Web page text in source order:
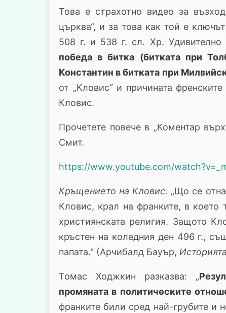
Това е страхотно видео за
църква“, и за това как той е
508 г. и 538 г. сл. Хр. Удивително
победа в битка (битката при
Константин в битката при
от „Кловис“ и причината
Кловис.
Прочетете повече в „Коментар
Смит.
https://www.youtube.com/
Кръщението на Кловис. „Що се
Кловис, крал на франките, в
християнската религия. Защото
кръстен на коледния ден 496 г.,
папата." (Арчибалд Бауър,
Томас Ходжкин разказва: „
промяната в политическите
франките били сред най-грубите и